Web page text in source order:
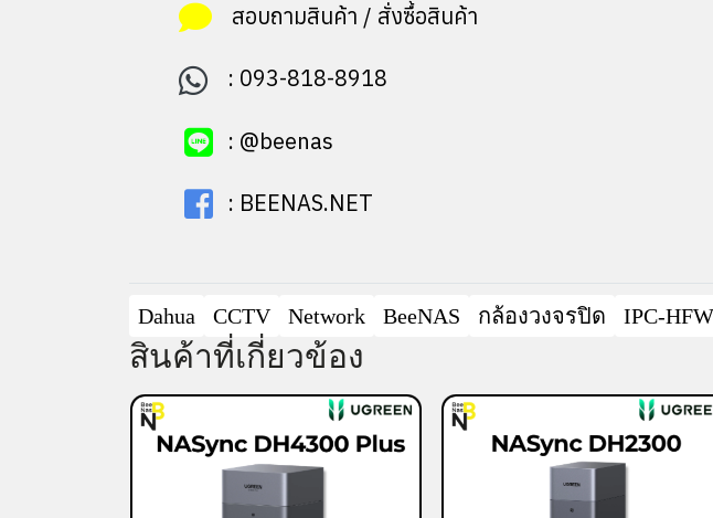
สอบถามสินค้า / สั่งซื้อสินค้า
: 093-818-8918
: @beenas
: BEENAS.NET
Dahua CCTV Network BeeNAS กล้องวงจรปิด IPC-
สินค้าที่เกี่ยวข้อง